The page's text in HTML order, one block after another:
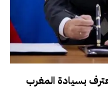
بسيادة المغرب